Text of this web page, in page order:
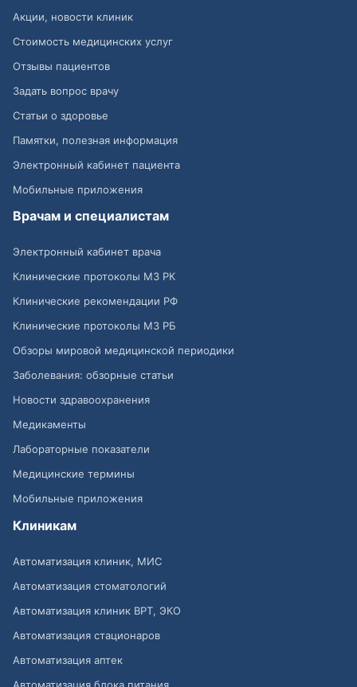
Акции, новости клиник
Стоимость медицинских услуг
Отзывы пациентов
Задать вопрос врачу
Статьи о здоровье
Памятки, полезная информация
Электронный кабинет пациента
Мобильные приложения
Врачам и специалистам
Электронный кабинет врача
Клинические протоколы МЗ РК
Клинические рекомендации РФ
Клинические протоколы МЗ РБ
Обзоры мировой медицинской периодики
Заболевания: обзорные статьи
Новости здравоохранения
Медикаменты
Лабораторные показатели
Медицинские термины
Мобильные приложения
Клиникам
Автоматизация клиник, МИС
Автоматизация стоматологий
Автоматизация клиник ВРТ, ЭКО
Автоматизация стационаров
Автоматизация аптек
Автоматизация блока питания